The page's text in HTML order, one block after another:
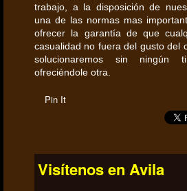
trabajo, a la disposición de
una de las normas mas
ofrecer la garantía de que
casualidad no fuera del gusto del
solucionaremos sin ningún
ofreciéndole otra.
Pin It
Visítenos en Avila